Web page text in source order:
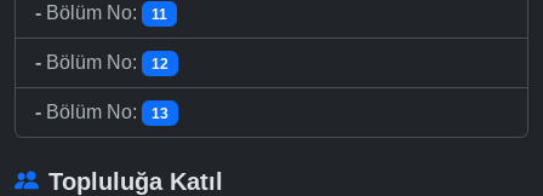
- Bölüm No: 11
- Bölüm No: 12
- Bölüm No: 13
Topluluğa Katıl